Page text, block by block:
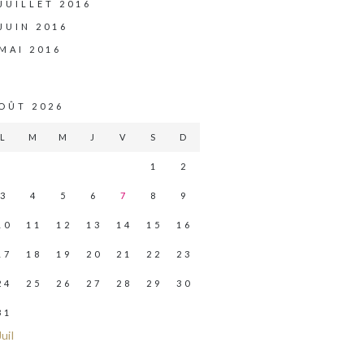
2016
2016
2016
2026
L M M J V S D
1 2
3 4 5 6 7 8 9
11 12 13 14 15 16
18 19 20 21 22 23
25 26 27 28 29 30